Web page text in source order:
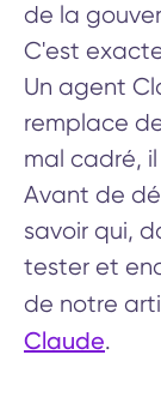
de la
C'est
Un agent
remplace
mal cadré,
Avant de
savoir qui,
tester et
de notre
Claude.